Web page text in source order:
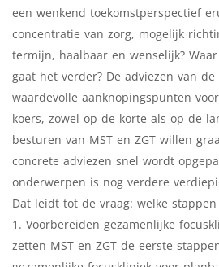
een wenkend toekomstperspectief
concentratie van zorg, mogelijk
termijn, haalbaar en wenselijk?
gaat het verder? De adviezen van
waardevolle aanknopingspunten
koers, zowel op de korte als op de
besturen van MST en ZGT willen
concrete adviezen snel wordt
onderwerpen is nog verdere
Dat leidt tot de vraag: welke
1. Voorbereiden gezamenlijke
zetten MST en ZGT de eerste